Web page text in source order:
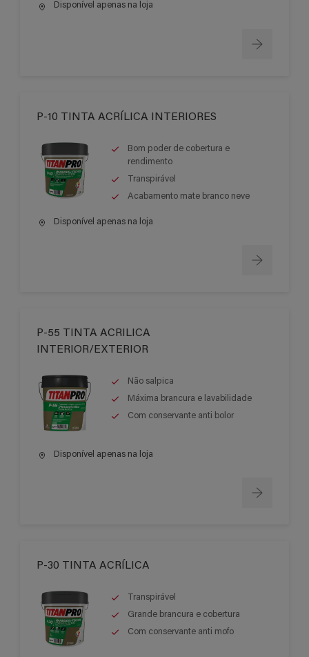
Disponível apenas na loja
P-10 TINTA ACRÍLICA INTERIORES
Bom poder de cobertura e
rendimento
Transpirável
Acabamento mate branco neve
Disponível apenas na loja
P-55 TINTA ACRILICA
INTERIOR/EXTERIOR
Não salpica
Máxima brancura e lavabilidade
Com conservante anti bolor
Disponível apenas na loja
P-30 TINTA ACRÍLICA
Transpirável
Grande brancura e cobertura
Com conservante anti mofo